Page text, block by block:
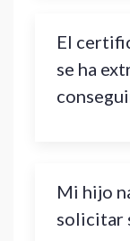
El
se ha
Mi hijo
solicitar